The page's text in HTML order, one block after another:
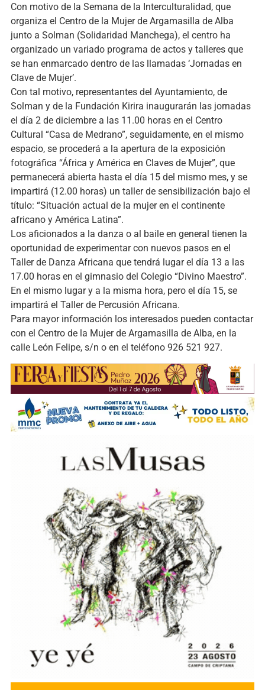
Con motivo de la Semana de la Interculturalidad, que
organiza el Centro de la Mujer de Argamasilla de Alba
junto a Solman (Solidaridad Manchega), el centro ha
organizado un variado programa de actos y talleres que
se han enmarcado dentro de las llamadas ‘Jornadas en
Clave de Mujer’.
Con tal motivo, representantes del Ayuntamiento, de
Solman y de la Fundación Kirira inaugurarán las jornadas
el día 2 de diciembre a las 11.00 horas en el Centro
Cultural “Casa de Medrano”, seguidamente, en el mismo
espacio, se procederá a la apertura de la exposición
fotográfica “África y América en Claves de Mujer”, que
permanecerá abierta hasta el día 15 del mismo mes, y se
impartirá (12.00 horas) un taller de sensibilización bajo el
título: “Situación actual de la mujer en el continente
africano y América Latina”.
Los aficionados a la danza o al baile en general tienen la
oportunidad de experimentar con nuevos pasos en el
Taller de Danza Africana que tendrá lugar el día 13 a las
17.00 horas en el gimnasio del Colegio “Divino Maestro”.
En el mismo lugar y a la misma hora, pero el día 15, se
impartirá el Taller de Percusión Africana.
Para mayor información los interesados pueden contactar
con el Centro de la Mujer de Argamasilla de Alba, en la
calle León Felipe, s/n o en el teléfono 926 521 927.